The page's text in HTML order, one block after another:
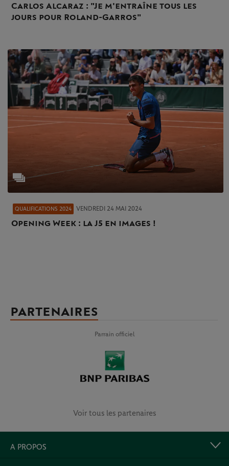
Carlos Alcaraz : "Je m'entraîne tous les
jours pour Roland-Garros"
QUALIFICATIONS 2024 VENDREDI 24 MAI 2024
Opening Week : la J5 en images !
PARTENAIRES
Parrain officiel
Voir tous les partenaires
A PROPOS